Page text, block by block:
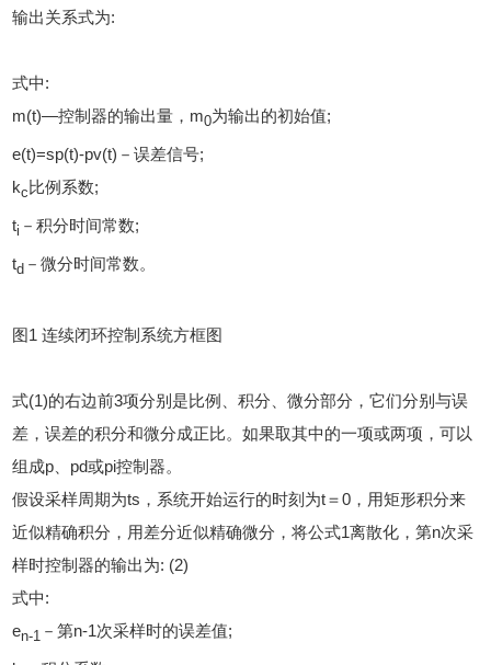
输出关系式为:
式中:
m(t)—控制器的输出量，m0为输出的初始值;
e(t)=sp(t)-pv(t)－误差信号;
kc 比例系数;
ti －积分时间常数;
td －微分时间常数。
图1 连续闭环控制系统方框图
式(1)的右边前3项分别是比例、积分、微分部分，它们分别与误
差，误差的积分和微分成正比。如果取其中的一项或两项，可以
组成p、pd或pi控制器。
假设采样周期为ts，系统开始运行的时刻为t＝0，用矩形积分来
近似精确积分，用差分近似精确微分，将公式1离散化，第n次采
样时控制器的输出为: (2)
式中:
en-1 －第n-1次采样时的误差值;